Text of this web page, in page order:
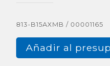
813-B15AXMB / 00001165
Añadir al